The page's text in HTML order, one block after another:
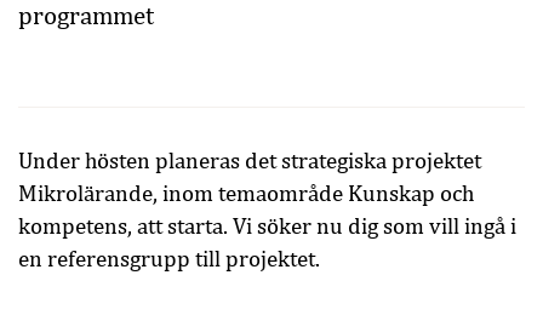
programmet
Under hösten planeras det strategiska projektet
Mikrolärande, inom temaområde Kunskap och
kompetens, att starta. Vi söker nu dig som vill ingå i
en referensgrupp till projektet.